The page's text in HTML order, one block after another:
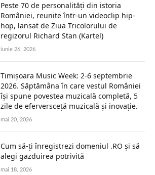
Peste 70 de personalități din istoria
României, reunite într-un videoclip hip-
hop, lansat de Ziua Tricolorului de
regizorul Richard Stan (Kartel)
iunie 26, 2026
Timișoara Music Week: 2-6 septembrie
2026. Săptămâna în care vestul României
își spune povestea muzicală completă, 5
zile de eferversceță muzicală și inovație.
mai 20, 2026
Cum să-ți înregistrezi domeniul .RO și să
alegi gazduirea potrivită
mai 18, 2026